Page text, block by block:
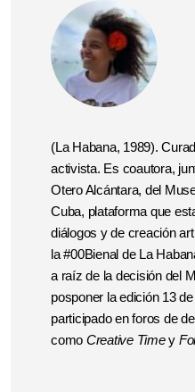
(La Habana, 1989).
activista. Es coautora,
Otero Alcántara, del
Cuba, plataforma que
diálogos y de creación
la #00Bienal de La
a raíz de la decisión del
posponer la edición 13
participado en foros de
como Creative Timey